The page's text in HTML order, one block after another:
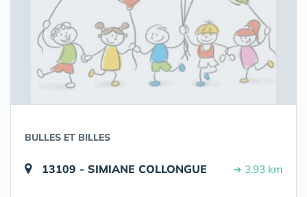
BULLES ET BILLES
13109 - SIMIANE COLLONGUE ➔ 3.93 km